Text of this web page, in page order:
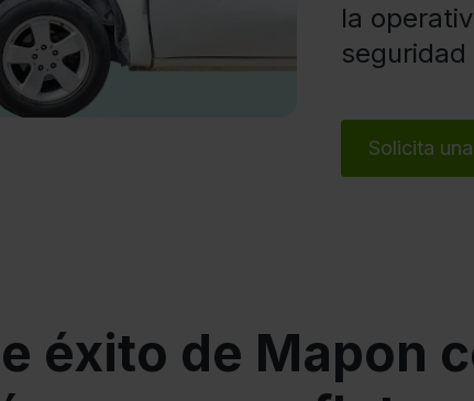
la
Solicita
éxito de Mapon